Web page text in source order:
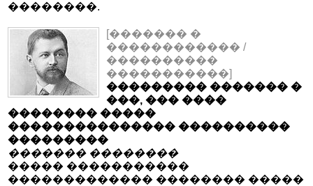
��������.
[������� �
������������ /
����������
�����������]
��������� ������� �
���, ��� ����
�������� �����
��������������� ����������
���������
������� ��������
����� �����������
������������� �������� �����